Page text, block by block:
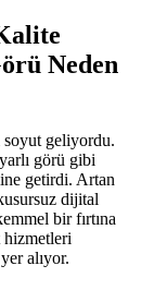
Neden
soyut geliyordu.
görü gibi
getirdi. Artan
dijital
bir fırtına
alıyor.